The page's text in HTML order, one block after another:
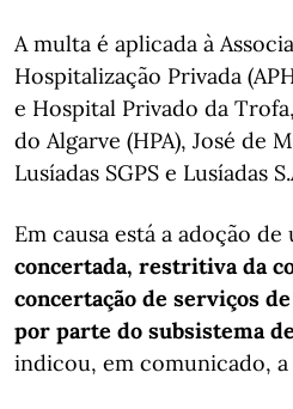
A multa é aplicada à
Hospitalização Privada
e Hospital Privado da
do Algarve (HPA), José de
Lusíadas SGPS e Lusíadas
Em causa está a adoção de
concertada, restritiva da
concertação de serviços
por parte do subsistema
indicou, em comunicado, a